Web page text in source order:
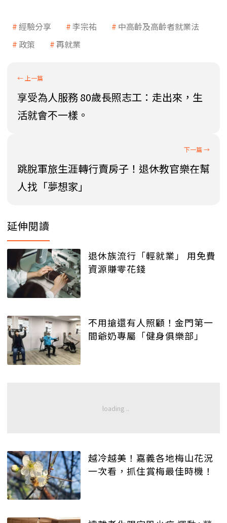
經驗分享 李宗祐
中高齡及高齡者就業法
政策
再就業
享受為人服務 80歲長照志工：走出來，生
活就會不一樣。
跳脫軍旅生涯轉行賣房子！退休教官樂在幫
人找「夢想家」
延伸閱讀
退休族流行「輕就業」 用免費
資源賺零花錢
不用搶還有人照顧！金門第一
間爺奶專屬「健身俱樂部」
越冷越美！嘉義各地梅山花況
一次看，抓住賞梅最佳時機！